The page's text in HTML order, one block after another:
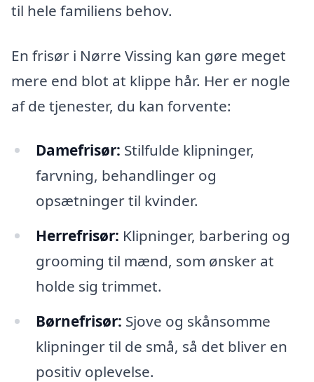
til hele familiens behov.
En frisør i Nørre Vissing kan gøre meget
mere end blot at klippe hår. Her er nogle
af de tjenester, du kan forvente:
Damefrisør: Stilfulde klipninger,
farvning, behandlinger og
opsætninger til kvinder.
Herrefrisør: Klipninger, barbering og
grooming til mænd, som ønsker at
holde sig trimmet.
Børnefrisør: Sjove og skånsomme
klipninger til de små, så det bliver en
positiv oplevelse.